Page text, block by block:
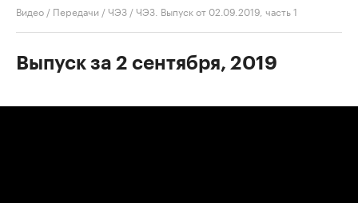
Видео / Передачи /ЧЭЗ /ЧЭЗ. Выпуск от 02.09.2019, часть 1
Выпуск за 2 сентября, 2019